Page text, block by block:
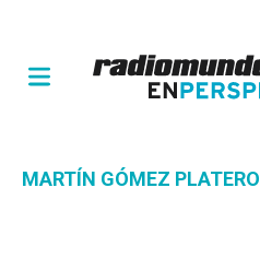
MARTÍN GÓMEZ PLATERO